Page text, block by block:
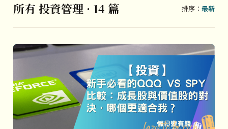
所有 投資管理 · 14 篇 排序：最新